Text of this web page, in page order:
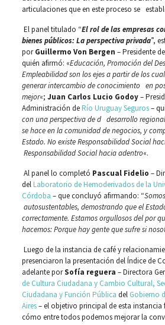
articulaciones que en este proceso se
El panel titulado “El rol de las empresas
bienes públicos: La perspectiva privada”,
porGuillermo Von Bergen – Presidente de
quién afirmó: «Educación, Promoción del
Empleabilidad son los ejes a partir de los
generar intercambio de conocimiento en
mejor«; Juan Carlos Lucio Godoy–
Administración deRío Uruguay Seguros–
con una perspectiva de d desarrollo
se hace en la comunidad de negocios, y
Estado. No existe Responsabilidad Social
Responsabilidad Social hacia adentro«.
Al panel lo completó Pascual Fidelio –
delLaboratorio de Hemoderivados de la
Córdoba – que concluyó afirmando: “
autosustentables, demostrando que el
correctamente. Estamos orgullosos del por
hacemos: Porque hay gente que sufre si
Luego de la instancia de café y
presenciaron la presentación del Índice de
adelante porSofía reguera – Directora
de Cultura Ciudadana y Cambio Cultural,
Ciudadana y Función Pública del Gobierno
Aires– el objetivo principal de esta instancia
cómo entre todos podemos mejorar la